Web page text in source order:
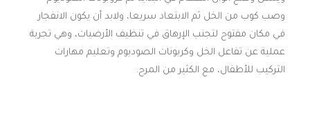
وصب كوب من الخل ثم الابتعاد سريعا، ولابد أن يكون الانفجار
في مكان مفتوح لتجنب الإرهاق في تنظيف الأرضيات، وهي تجربة
عملية عن تفاعل الخل وكربونات الصوديوم وتعليم مهارات
التركيب للأطفال، مع الكثير من المرح.